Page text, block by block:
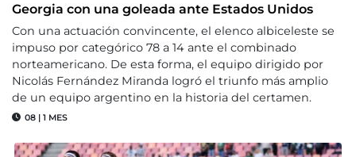
Georgia con una goleada ante Estados Unidos
Con una actuación convincente, el elenco albiceleste se
impuso por categórico 78 a 14 ante el combinado
norteamericano. De esta forma, el equipo dirigido por
Nicolás Fernández Miranda logró el triunfo más amplio
de un equipo argentino en la historia del certamen.
08 | 1 MES